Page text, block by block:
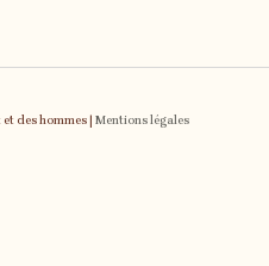
des hommes | Mentions légales